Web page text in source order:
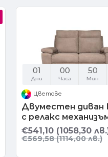
01
Дни
00
Часа
50
Мин
Цветове
Двуместен диван
с релакс
€541,10 (1058,30
€569,58 (1114,00 лв.)